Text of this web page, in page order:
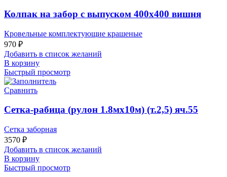
Колпак на забор с выпуском 400х400 вишня
Кровельные комплектующие крашеные
970 ₽
Добавить в список желаний
В корзину
Быстрый просмотр
Сравнить
Сетка-рабица (рулон 1.8мх10м) (т.2,5) яч.55
Сетка заборная
3570 ₽
Добавить в список желаний
В корзину
Быстрый просмотр